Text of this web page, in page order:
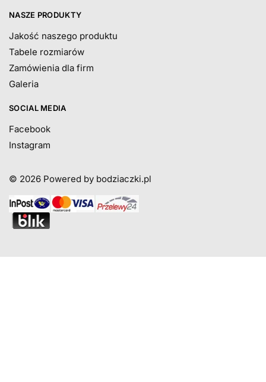
NASZE PRODUKTY
Jakość naszego produktu
Tabele rozmiarów
Zamówienia dla firm
Galeria
SOCIAL MEDIA
Facebook
Instagram
© 2026 Powered by bodziaczki.pl